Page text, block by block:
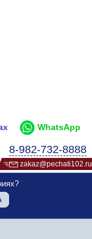
WhatsApp
8-982-732-8888
zakaz@pechati102.ru